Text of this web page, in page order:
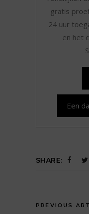
gratis
24 uur
en het
Een
SHARE:
PREVIOUS